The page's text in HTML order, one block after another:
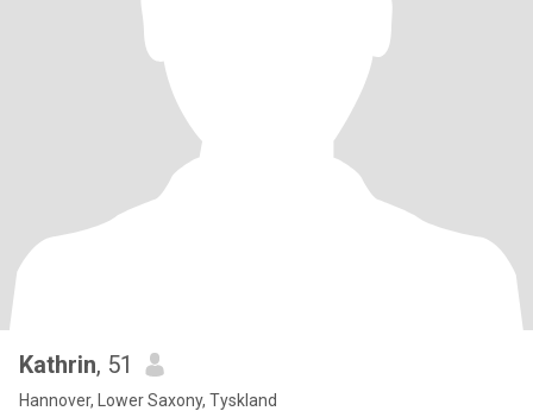
Kathrin, 51
Hannover, Lower Saxony, Tyskland